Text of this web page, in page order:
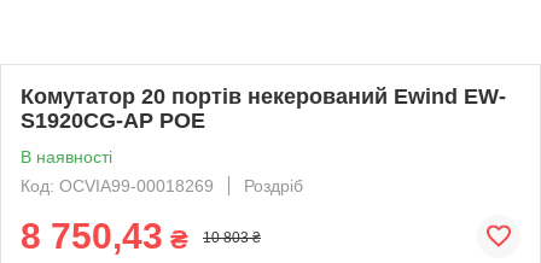
Комутатор 20 портів некерований Ewind EW-
S1920CG-AP POE
В наявності
Код: OCVIA99-00018269
Роздріб
8 750,43 ₴ 10 803 ₴